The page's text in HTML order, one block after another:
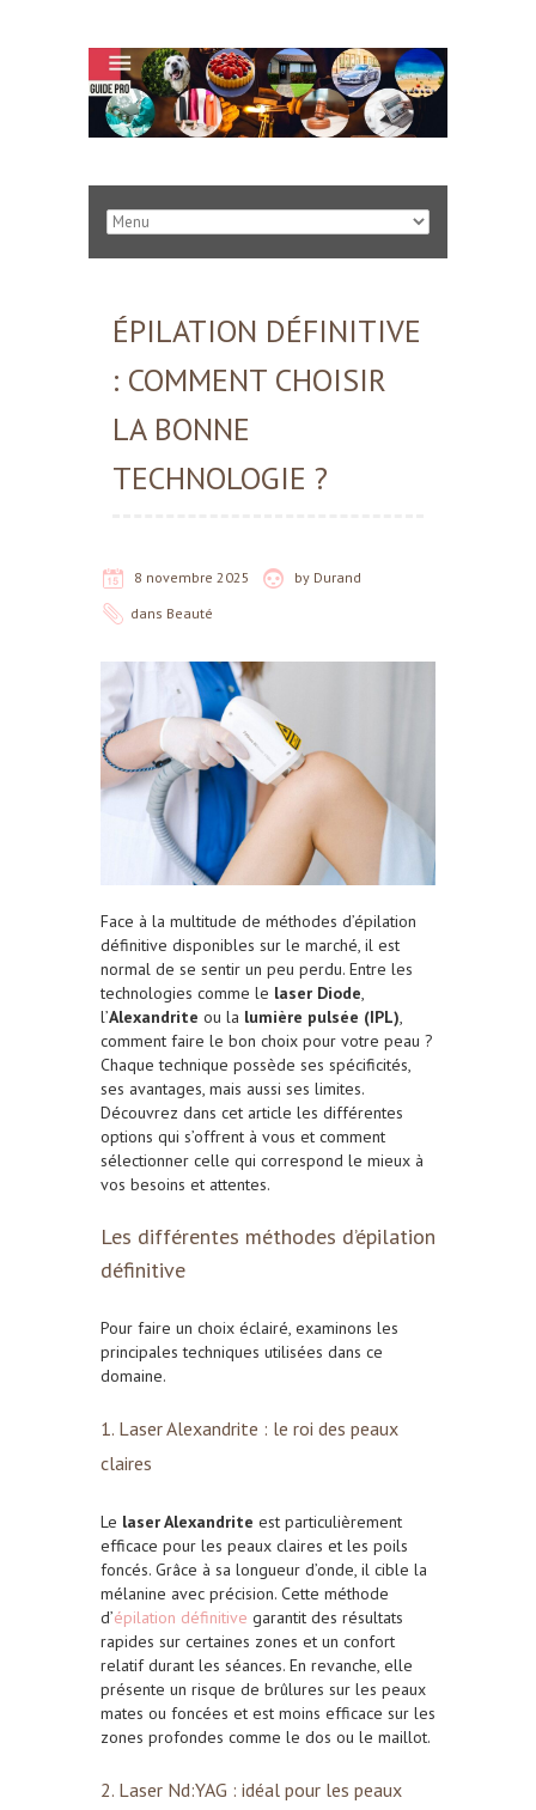
ÉPILATION DÉFINITIVE
: COMMENT CHOISIR
LA BONNE
TECHNOLOGIE ?
8 novembre 2025 by Durand
dans Beauté
Face à la multitude de méthodes d’épilation
définitive disponibles sur le marché, il est
normal de se sentir un peu perdu. Entre les
technologies comme le laser Diode,
l’Alexandrite ou la lumière pulsée (IPL),
comment faire le bon choix pour votre peau ?
Chaque technique possède ses spécificités,
ses avantages, mais aussi ses limites.
Découvrez dans cet article les différentes
options qui s’offrent à vous et comment
sélectionner celle qui correspond le mieux à
vos besoins et attentes.
Les différentes méthodes d’épilation
définitive
Pour faire un choix éclairé, examinons les
principales techniques utilisées dans ce
domaine.
1. Laser Alexandrite : le roi des peaux
claires
Le laser Alexandrite est particulièrement
efficace pour les peaux claires et les poils
foncés. Grâce à sa longueur d’onde, il cible la
mélanine avec précision. Cette méthode
d’épilation définitive garantit des résultats
rapides sur certaines zones et un confort
relatif durant les séances. En revanche, elle
présente un risque de brûlures sur les peaux
mates ou foncées et est moins efficace sur les
zones profondes comme le dos ou le maillot.
2. Laser Nd:YAG : idéal pour les peaux